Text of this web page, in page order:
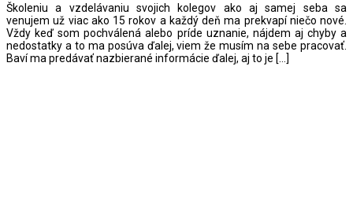
Školeniu a vzdelávaniu svojich kolegov ako aj samej seba sa
venujem už viac ako 15 rokov a každý deň ma prekvapí niečo nové.
Vždy keď som pochválená alebo príde uznanie, nájdem aj chyby a
nedostatky a to ma posúva ďalej, viem že musím na sebe pracovať.
Baví ma predávať nazbierané informácie ďalej, aj to je […]